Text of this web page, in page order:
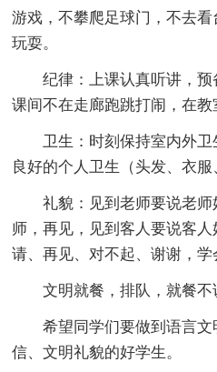
游戏，不攀爬足球门，不去
玩耍。
纪律：上课认真听讲，预
课间不在走廊跑跳打闹，在教
卫生：时刻保持室内外
良好的个人卫生（头发、衣服
礼貌：见到老师要说老
师，再见，见到客人要说客人
请、再见、对不起、谢谢，学
文明就餐，排队，就餐不
希望同学们要做到语言
信、文明礼貌的好学生。